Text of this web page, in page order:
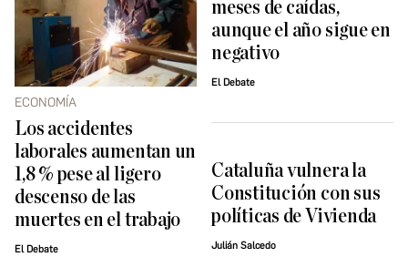
ECONOMÍA
Los accidentes
laborales aumentan un
1,8 % pese al ligero
descenso de las
muertes en el trabajo
El Debate
meses de caídas,
aunque el año sigue en
negativo
El Debate
Cataluña vulnera la
Constitución con sus
políticas de Vivienda
Julián Salcedo